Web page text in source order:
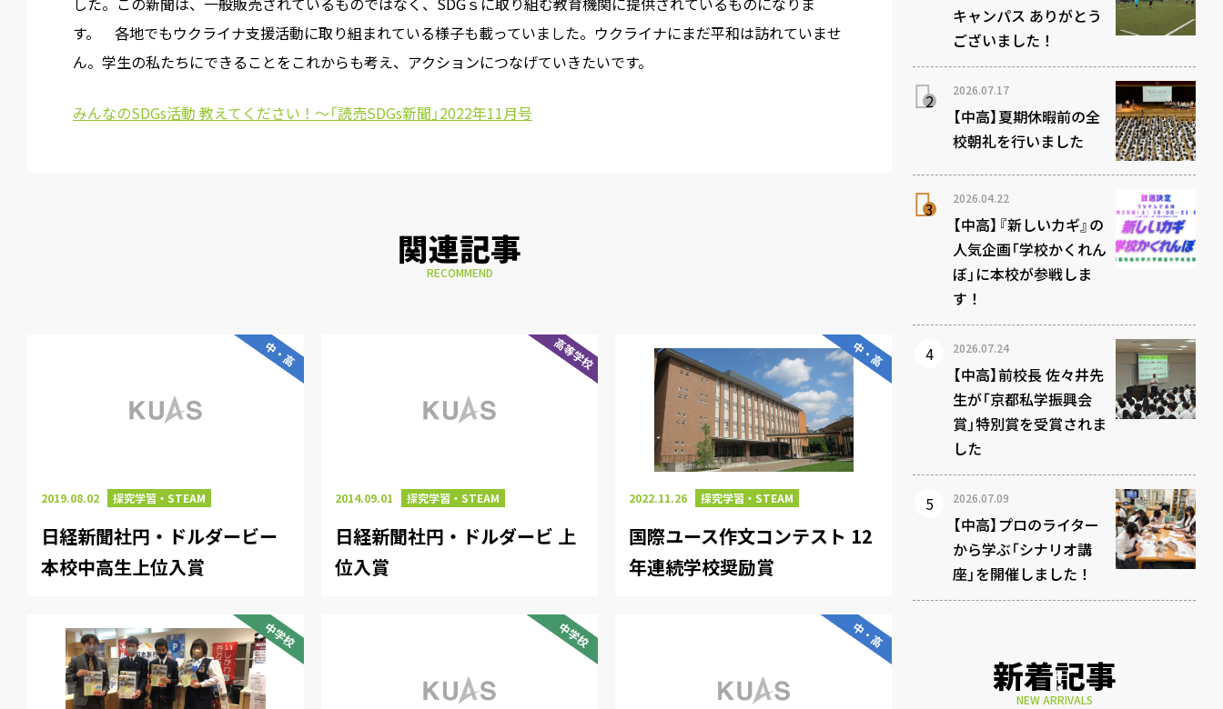
す。 各地でもウクライナ支援活動に取り組まれている様子も載っていました。ウクライナにまだ平和は訪れていませ
ん。学生の私たちにできることをこれからも考え、アクションにつなげていきたいです。
みんなのSDGs活動 教えてください！～「読売SDGs新聞」2022年11月号
関連記事
RECOMMEND
中・高
2019.08.02 探究学習・STEAM
日経新聞社円・ドルダービー
本校中高生上位入賞
高等学校
2014.09.01 探究学習・STEAM
日経新聞社円・ドルダービ 上
位入賞
中・高
2022.11.26 探究学習・STEAM
国際ユース作文コンテスト 12
年連続学校奨励賞
中学校 中学校 中・高
キャンパス ありがとう
ございました！
2026.07.17
【中高】夏期休暇前の全
校朝礼を行いました
2026.04.22
【中高】『新しいカギ』の
人気企画「学校かくれん
ぼ」に本校が参戦しま
す！
2026.07.24
【中高】前校長 佐々井先
生が「京都私学振興会
賞」特別賞を受賞されま
した
2026.07.09
【中高】プロのライター
から学ぶ「シナリオ講
座」を開催しました！
新着記事
NEW ARRIVALS